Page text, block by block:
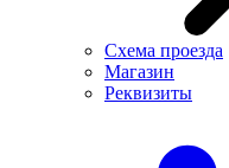
Схема проезда
Магазин
Реквизиты